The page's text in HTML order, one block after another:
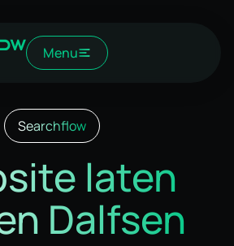
Menu
Searchflow
laten
Dalfsen